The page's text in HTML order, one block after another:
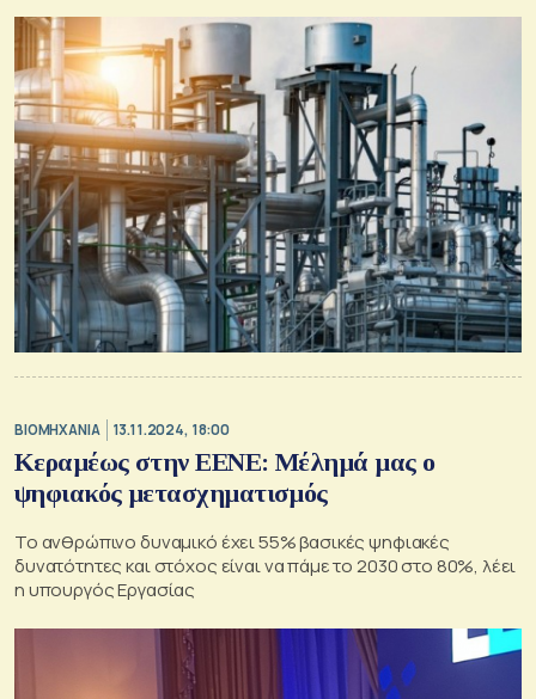
ΒΙΟΜΗΧΑΝΙΑ 13.11.2024, 18:00
Κεραμέως στην ΕΕΝΕ: Μέλημά μας ο
ψηφιακός μετασχηματισμός
Το ανθρώπινο δυναμικό έχει 55% βασικές ψηφιακές
δυνατότητες και στόχος είναι να πάμε το 2030 στο 80%, λέει
η υπουργός Εργασίας